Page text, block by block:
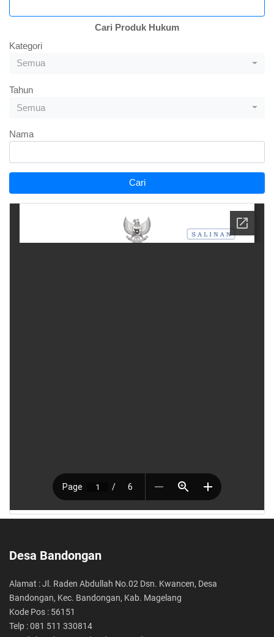
Cari Produk Hukum
Kategori
Semua
Tahun
Semua
Nama
Cari
Desa Bandongan
Alamat : Jl. Raden Abdullah No.02 Dsn. Kwancen, Desa
Bandongan, Kec. Bandongan, Kab. Magelang
Kode Pos : 56151
Telp : 081 511 330814